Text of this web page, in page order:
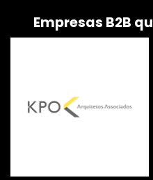
Empresas B2B